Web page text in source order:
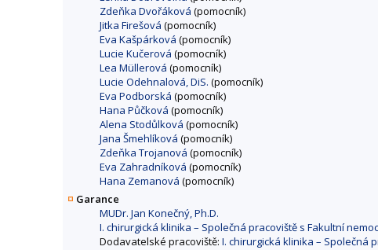
Zdeňka Dvořáková (pomocník)
Jitka Firešová (pomocník)
Eva Kašpárková (pomocník)
Lucie Kučerová (pomocník)
Lea Müllerová (pomocník)
Lucie Odehnalová, DiS. (pomocník)
Eva Podborská (pomocník)
Hana Půčková (pomocník)
Alena Stodůlková (pomocník)
Jana Šmehlíková (pomocník)
Zdeňka Trojanová (pomocník)
Eva Zahradníková (pomocník)
Hana Zemanová (pomocník)
Garance
MUDr. Jan Konečný, Ph.D.
I. chirurgická klinika – Společná pracoviště s Fakultní
Dodavatelské pracoviště: I. chirurgická klinika – Společná